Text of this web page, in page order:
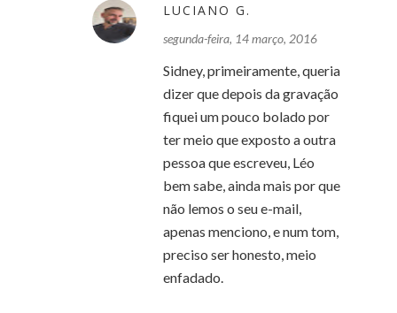
LUCIANO G.
segunda-feira, 14 março, 2016
Sidney, primeiramente, queria
dizer que depois da gravação
fiquei um pouco bolado por
ter meio que exposto a outra
pessoa que escreveu, Léo
bem sabe, ainda mais por que
não lemos o seu e-mail,
apenas menciono, e num tom,
preciso ser honesto, meio
enfadado.